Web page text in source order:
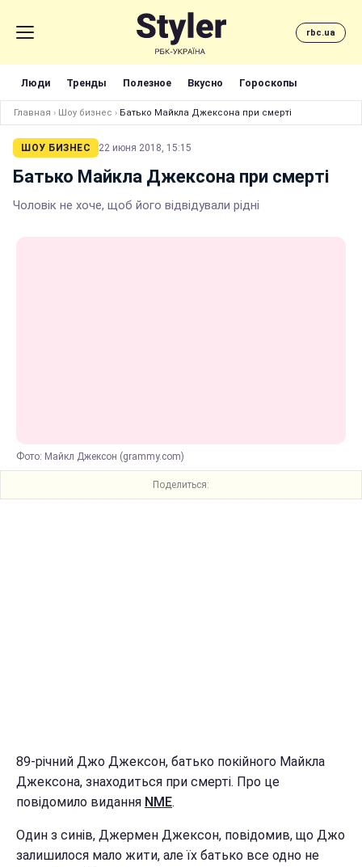
rbc.ua
Люди Тренды Полезное Вкусно Гороскопы
Главная › Шоу бизнес › Батько Майкла Джексона при смерті
ШОУ БИЗНЕС 22 июня 2018, 15:15
Батько Майкла Джексона при смерті
Чоловік не хоче, щоб його відвідували рідні
Фото: Майкл Джексон (grammy.com)
Поделиться:
89-річний Джо Джексон, батько покійного Майкла
Джексона, знаходиться при смерті. Про це
повідомило видання NME.
Один з синів, Джермен Джексон, повідомив, що Джо
залишилося мало жити, але їх батько все одно не